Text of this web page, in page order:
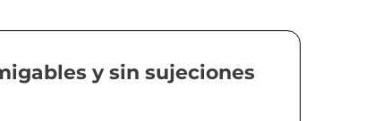
y sin sujeciones